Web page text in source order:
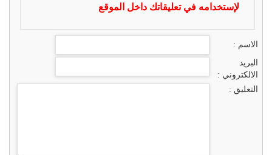
لإستخدامه في تعليقاتك داخل الموقع
الاسم :
البريد
الالكتروني :
التعليق :